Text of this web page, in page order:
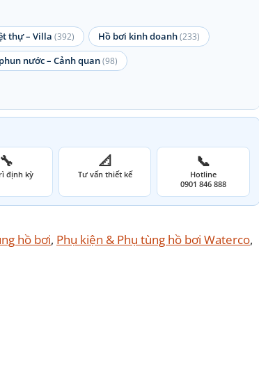
thự – Villa (392) Hồ bơi kinh doanh(233)
nước – Cảnh quan(98)
🔧
định kỳ
📐
Tư vấn thiết kế
📞
Hotline
0901 846 888
hồ bơi, Phụ kiện & Phụ tùng hồ bơi Waterco